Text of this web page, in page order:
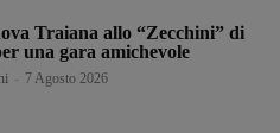
Traiana allo “Zecchini” di
una gara amichevole
7 Agosto 2026